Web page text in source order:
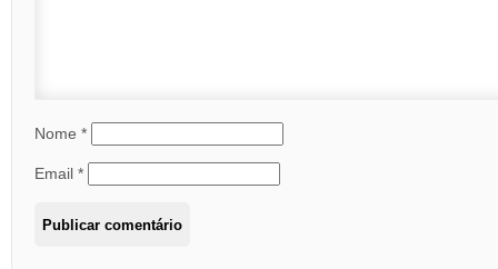
Nome *
Email *